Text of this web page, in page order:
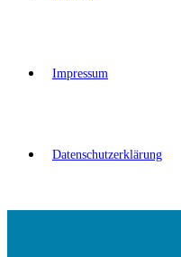
Impressum
Datenschutzerklärung